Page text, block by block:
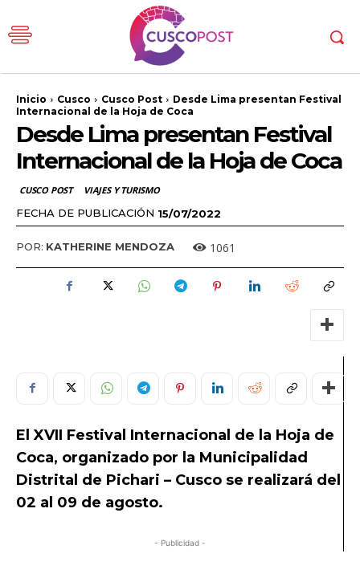
Inicio Cusco Cusco Post
Desde Lima presentan Festival
Internacional de la Hoja de Coca
Desde Lima presentan Festival
Internacional de la Hoja de Coca
CUSCO POST VIAJES Y TURISMO
FECHA DE PUBLICACIÓN 15/07/2022
POR: KATHERINE MENDOZA 1061
El XVII Festival Internacional de la Hoja de
Coca, organizado por la Municipalidad
Distrital de Pichari – Cusco se realizará del
02 al 09 de agosto.
- Publicidad -